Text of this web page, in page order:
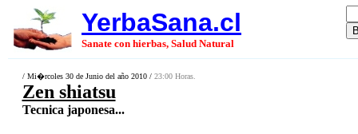
YerbaSana.cl
Sanate con hierbas, Salud Natural
/ Mi�rcoles 30 de Junio del año 2010 / 23:00 Horas.
Zen shiatsu
Tecnica japonesa...